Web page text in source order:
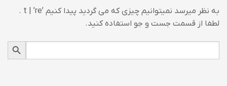
به نظر میرسد نمیتوانیم چیزی که می گردید پیدا کنیم ’t | ’re .
لطفا از قسمت جست و جو استفاده کنید.
جستجو دکمه جستجو